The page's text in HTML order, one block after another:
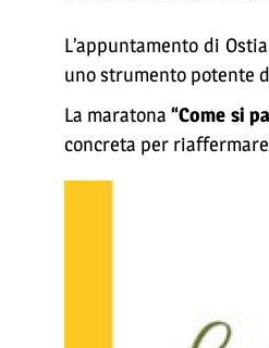
L’appuntamento di
uno strumento potente
La maratona“Come si
concreta per